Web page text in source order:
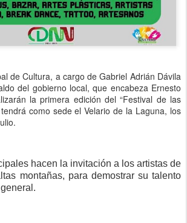
de Cultura, a cargo de Gabriel Adrián Dávila
del gobierno local, que encabeza Ernesto
la primera edición del “Festival de las
como sede el Velario de la Laguna, los
hacen la invitación a los artistas de
montañas, para demostrar su talento